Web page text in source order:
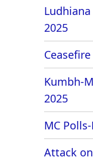
2025
Kumbh-
2025
MC
Attack